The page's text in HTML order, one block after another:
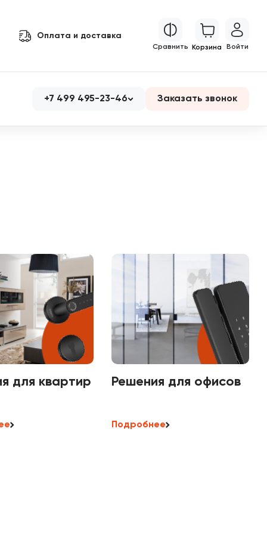
Оплата и доставка
Сравнить Корзина Войти
+7 499 495-23-46 Заказать звонок
для квартир Решения для офисов
Подробнее